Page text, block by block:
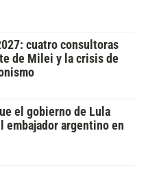
cuatro consultoras
de Milei y la crisis de
el gobierno de Lula
argentino en